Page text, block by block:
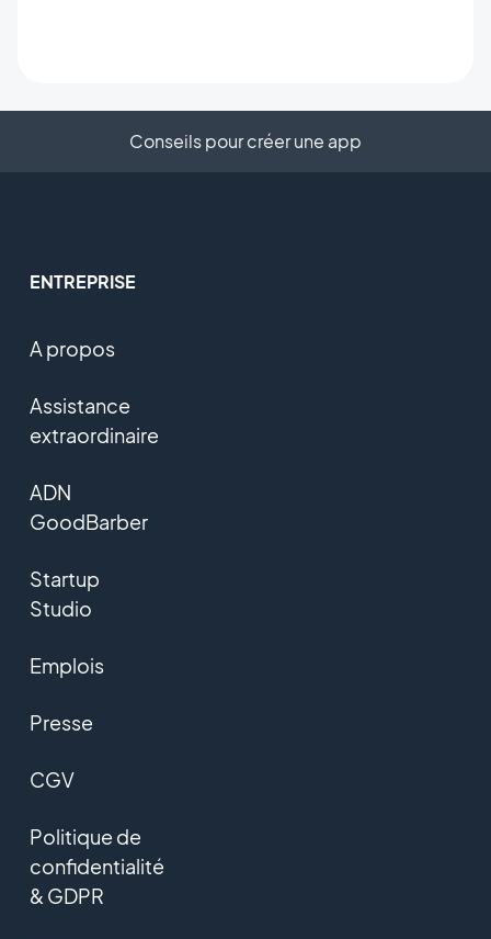
Conseils pour créer une app
ENTREPRISE
A propos
Assistance
extraordinaire
ADN
GoodBarber
Startup
Studio
Emplois
Presse
CGV
Politique de
confidentialité
& GDPR